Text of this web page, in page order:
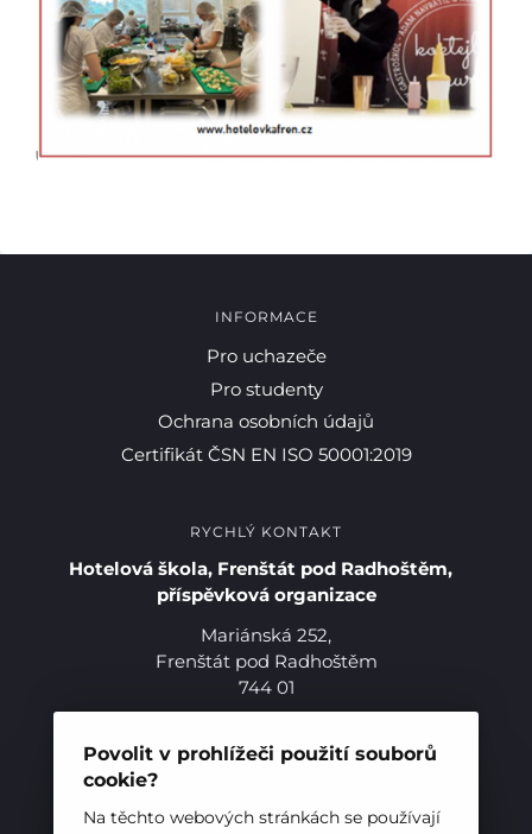
Povolit v prohlížeči použití souborů
cookie?
Na těchto webových stránkách se používají
Video a audio
Virtuální prohlídka
INFORMACE
Pro uchazeče
Pro studenty
Ochrana osobních údajů
Certifikát ČSN EN ISO 50001:2019
RYCHLÝ KONTAKT
Hotelová škola, Frenštát pod Radhoštěm,
příspěvková organizace
Mariánská 252,
Frenštát pod Radhoštěm
744 01
E-mail:sekretariat@hotelovkafren.cz
Datová schránka: bc5jrez
IČ: 00576441